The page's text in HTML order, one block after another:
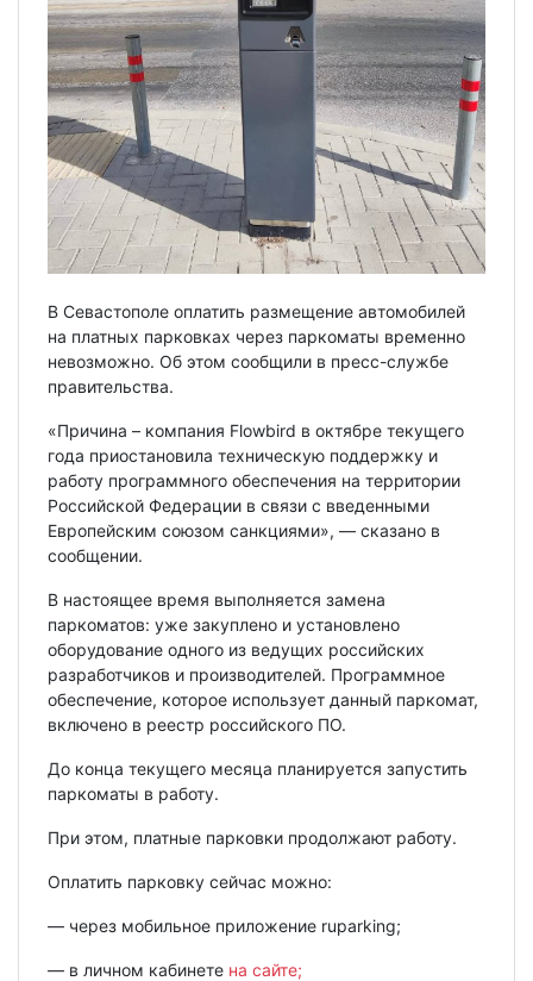
В Севастополе оплатить размещение автомобилей
на платных парковках через паркоматы временно
невозможно. Об этом сообщили в пресс-службе
правительства.
«Причина – компания Flowbird в октябре текущего
года приостановила техническую поддержку и
работу программного обеспечения на территории
Российской Федерации в связи с введенными
Европейским союзом санкциями», — сказано в
сообщении.
В настоящее время выполняется замена
паркоматов: уже закуплено и установлено
оборудование одного из ведущих российских
разработчиков и производителей. Программное
обеспечение, которое использует данный паркомат,
включено в реестр российского ПО.
До конца текущего месяца планируется запустить
паркоматы в работу.
При этом, платные парковки продолжают работу.
Оплатить парковку сейчас можно:
— через мобильное приложение ruparking;
— в личном кабинете на сайте;